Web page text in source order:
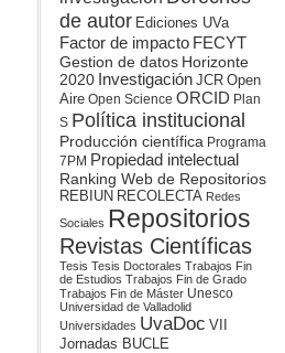
de autor Ediciones UVa
Factor de impacto FECYT
Gestion de datos Horizonte
2020 Investigación JCR Open
Aire Open Science ORCID Plan
S Política institucional
Producción científica Programa
7PM Propiedad intelectual
Ranking Web de Repositorios
REBIUN RECOLECTA Redes
Sociales Repositorios
Revistas Científicas
Tesis Tesis Doctorales Trabajos Fin
de Estudios Trabajos Fin de Grado
Trabajos Fin de Máster Unesco
Universidad de Valladolid
Universidades UvaDoc VII
Jornadas BUCLE